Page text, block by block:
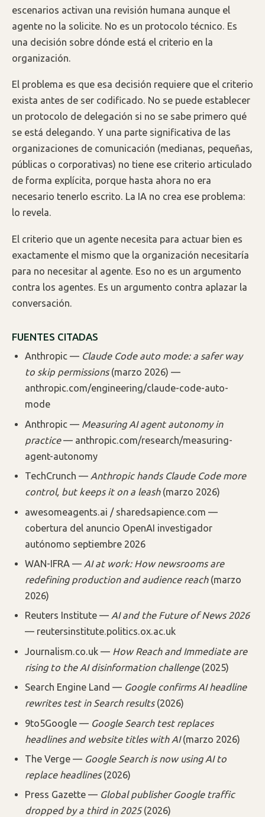
escenarios activan una revisión humana aunque el
agente no la solicite. No es un protocolo técnico. Es
una decisión sobre dónde está el criterio en la
organización.
El problema es que esa decisión requiere que el criterio
exista antes de ser codificado. No se puede establecer
un protocolo de delegación si no se sabe primero qué
se está delegando. Y una parte significativa de las
organizaciones de comunicación (medianas, pequeñas,
públicas o corporativas) no tiene ese criterio articulado
de forma explícita, porque hasta ahora no era
necesario tenerlo escrito. La IA no crea ese problema:
lo revela.
El criterio que un agente necesita para actuar bien es
exactamente el mismo que la organización necesitaría
para no necesitar al agente. Eso no es un argumento
contra los agentes. Es un argumento contra aplazar la
conversación.
FUENTES CITADAS
Anthropic — Claude Code auto mode: a safer way
to skip permissions(marzo 2026) —
anthropic.com/engineering/claude-code-auto-
mode
Anthropic — Measuring AI agent autonomy in
practice— anthropic.com/research/measuring-
agent-autonomy
TechCrunch — Anthropic hands Claude Code more
control, but keeps it on a leash(marzo 2026)
awesomeagents.ai / sharedsapience.com —
cobertura del anuncio OpenAI investigador
autónomo septiembre 2026
WAN-IFRA — AI at work: How newsrooms are
redefining production and audience reach(marzo
2026)
Reuters Institute — AI and the Future of News 2026
— reutersinstitute.politics.ox.ac.uk
Journalism.co.uk — How Reach and Immediate are
rising to the AI disinformation challenge(2025)
Search Engine Land — Google confirms AI headline
rewrites test in Search results(2026)
9to5Google — Google Search test replaces
headlines and website titles with AI(marzo 2026)
The Verge — Google Search is now using AI to
replace headlines(2026)
Press Gazette — Global publisher Google traffic
dropped by a third in 2025(2026)